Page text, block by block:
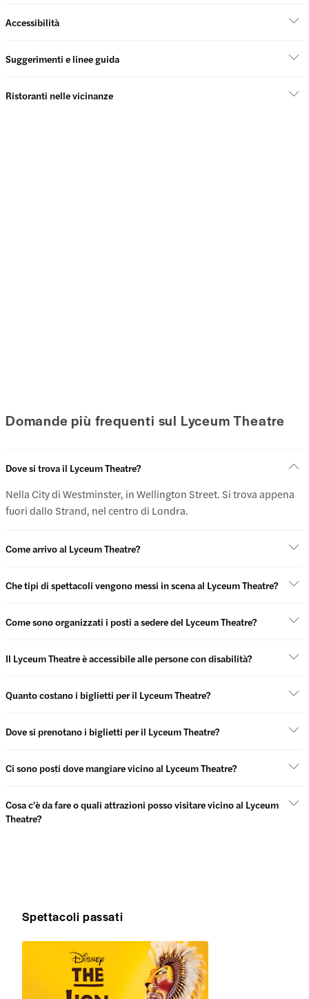
Accessibilità
Suggerimenti e linee guida
Ristoranti nelle vicinanze
Domande più frequenti sul Lyceum Theatre
Dove si trova il Lyceum Theatre?
Nella City di Westminster, in Wellington Street. Si trova appena
fuori dallo Strand, nel centro di Londra.
Come arrivo al Lyceum Theatre?
Che tipi di spettacoli vengono messi in scena al Lyceum Theatre?
Come sono organizzati i posti a sedere del Lyceum Theatre?
Il Lyceum Theatre è accessibile alle persone con disabilità?
Quanto costano i biglietti per il Lyceum Theatre?
Dove si prenotano i biglietti per il Lyceum Theatre?
Ci sono posti dove mangiare vicino al Lyceum Theatre?
Cosa c'è da fare o quali attrazioni posso visitare vicino al Lyceum
Theatre?
Spettacoli passati